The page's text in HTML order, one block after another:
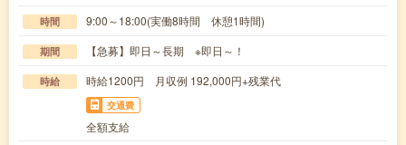
時間 9:00～18:00(実働8時間 休憩1時間)
期間 【急募】即日～長期 ※即日～！
時給 時給1200円 月収例 192,000円+残業代
交通費
全額支給